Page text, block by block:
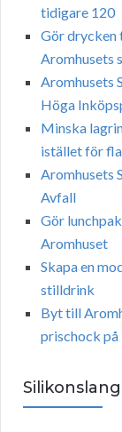
tidigare 120
Gör drycken
Aromhusets
Aromhusets
Höga
Minska
istället för
Aromhusets
Avfall
Gör
Aromhuset
Skapa en
stilldrink
Byt till
prischock på